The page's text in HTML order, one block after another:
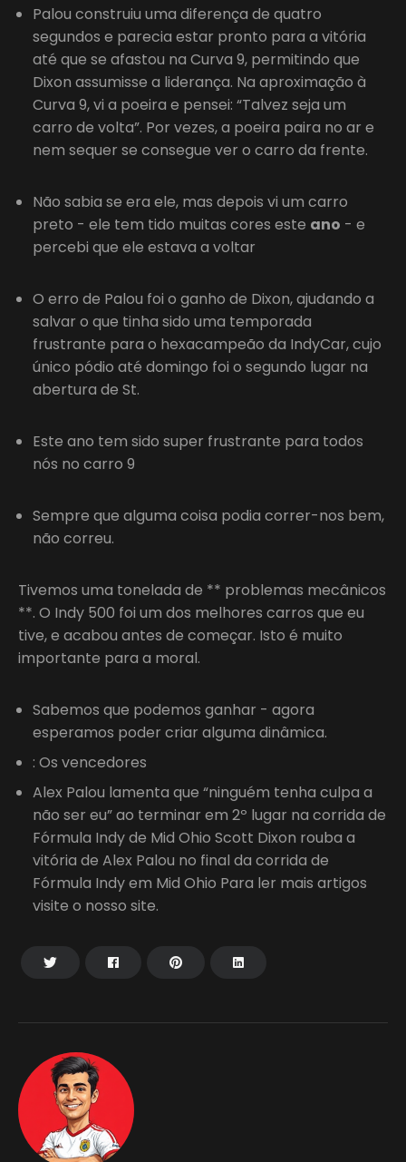
Palou construiu uma diferença de quatro
segundos e parecia estar pronto para a vitória
até que se afastou na Curva 9, permitindo que
Dixon assumisse a liderança. Na aproximação à
Curva 9, vi a poeira e pensei: “Talvez seja um
carro de volta”. Por vezes, a poeira paira no ar e
nem sequer se consegue ver o carro da frente.
Não sabia se era ele, mas depois vi um carro
preto - ele tem tido muitas cores este ano - e
percebi que ele estava a voltar
O erro de Palou foi o ganho de Dixon, ajudando a
salvar o que tinha sido uma temporada
frustrante para o hexacampeão da IndyCar, cujo
único pódio até domingo foi o segundo lugar na
abertura de St.
Este ano tem sido super frustrante para todos
nós no carro 9
Sempre que alguma coisa podia correr-nos bem,
não correu.
Tivemos uma tonelada de ** problemas mecânicos
**. O Indy 500 foi um dos melhores carros que eu
tive, e acabou antes de começar. Isto é muito
importante para a moral.
Sabemos que podemos ganhar - agora
esperamos poder criar alguma dinâmica.
: Os vencedores
Alex Palou lamenta que “ninguém tenha culpa a
não ser eu” ao terminar em 2º lugar na corrida de
Fórmula Indy de Mid Ohio Scott Dixon rouba a
vitória de Alex Palou no final da corrida de
Fórmula Indy em Mid Ohio Para ler mais artigos
visite o nosso site.